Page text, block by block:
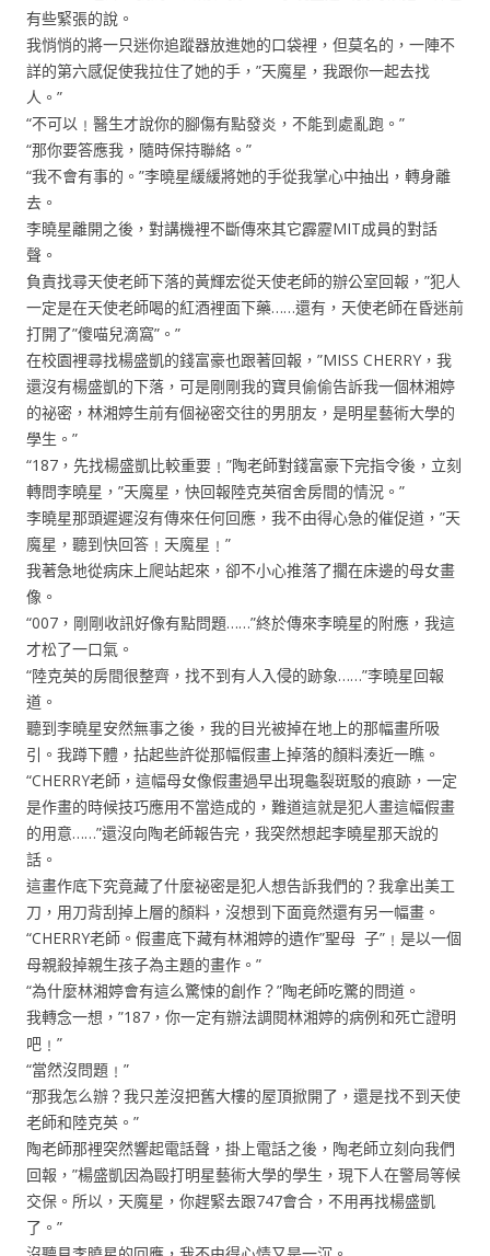
有些緊張的說。
我悄悄的將一只迷你追蹤器放進她的口袋裡，但莫名的，一陣不
詳的第六感促使我拉住了她的手，”天魔星，我跟你一起去找
人。”
“不可以﹗醫生才說你的腳傷有點發炎，不能到處亂跑。”
“那你要答應我，隨時保持聯絡。”
“我不會有事的。”李曉星緩緩將她的手從我掌心中抽出，轉身離
去。
李曉星離開之後，對講機裡不斷傳來其它霹靂MIT成員的對話
聲。
負責找尋天使老師下落的黃輝宏從天使老師的辦公室回報，”犯人
一定是在天使老師喝的紅酒裡面下藥……還有，天使老師在昏迷前
打開了”傻喵兒滴窩”。”
在校園裡尋找楊盛凱的錢富豪也跟著回報，”MISS CHERRY，我
還沒有楊盛凱的下落，可是剛剛我的寶貝偷偷告訴我一個林湘婷
的祕密，林湘婷生前有個祕密交往的男朋友，是明星藝術大學的
學生。”
“187，先找楊盛凱比較重要﹗”陶老師對錢富豪下完指令後，立刻
轉問李曉星，”天魔星，快回報陸克英宿舍房間的情況。”
李曉星那頭遲遲沒有傳來任何回應，我不由得心急的催促道，”天
魔星，聽到快回答﹗天魔星﹗”
我著急地從病床上爬站起來，卻不小心推落了擱在床邊的母女畫
像。
“007，剛剛收訊好像有點問題……”終於傳來李曉星的附應，我這
才松了一口氣。
“陸克英的房間很整齊，找不到有人入侵的跡象……”李曉星回報
道。
聽到李曉星安然無事之後，我的目光被掉在地上的那幅畫所吸
引。我蹲下體，拈起些許從那幅假畫上掉落的顏料湊近一瞧。
“CHERRY老師，這幅母女像假畫過早出現龜裂斑駁的痕跡，一定
是作畫的時候技巧應用不當造成的，難道這就是犯人畫這幅假畫
的用意……”還沒向陶老師報告完，我突然想起李曉星那天說的
話。
這畫作底下究竟藏了什麼祕密是犯人想告訴我們的？我拿出美工
刀，用刀背刮掉上層的顏料，沒想到下面竟然還有另一幅畫。
“CHERRY老師。假畫底下藏有林湘婷的遺作”聖母 子”﹗是以一個
母親殺掉親生孩子為主題的畫作。”
“為什麼林湘婷會有這么驚悚的創作？”陶老師吃驚的問道。
我轉念一想，”187，你一定有辦法調閱林湘婷的病例和死亡證明
吧﹗”
“當然沒問題﹗”
“那我怎么辦？我只差沒把舊大樓的屋頂掀開了，還是找不到天使
老師和陸克英。”
陶老師那裡突然響起電話聲，掛上電話之後，陶老師立刻向我們
回報，”楊盛凱因為毆打明星藝術大學的學生，現下人在警局等候
交保。所以，天魔星，你趕緊去跟747會合，不用再找楊盛凱
了。”